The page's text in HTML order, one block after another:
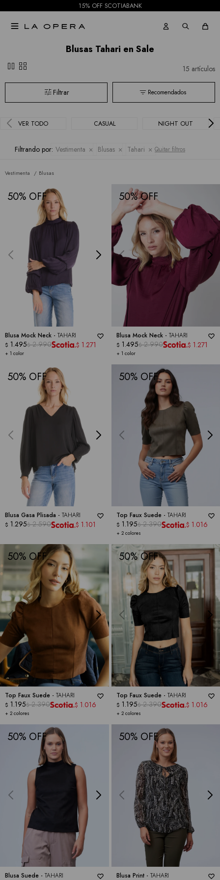
15% OFF SCOTIABANK

Blusas Tahari en Sale
pause grid_view 15 artículos
Recomendados
VER TODO CASUAL NIGHT OUT
Filtrando por: Vestimenta Blusas Tahari Quitar filtros
Vestimenta Blusas
50
Blusa Mock Neck - TAHARI
+ 1 color
$ 1.495$ 2.990 $ 1.271
50
Blusa Mock Neck - TAHARI
+ 1 color
$ 1.495$ 2.990 $ 1.271
50
Blusa Gasa Plisada - TAHARI
$ 1.295$ 2.590 $ 1.101
50
Top Faux Suede - TAHARI
+ 2 colores
$ 1.195$ 2.390 $ 1.016
50
Top Faux Suede - TAHARI
+ 2 colores
$ 1.195$ 2.390 $ 1.016
50
Top Faux Suede - TAHARI
+ 2 colores
$ 1.195$ 2.390 $ 1.016
50
Blusa Suede - TAHARI
50
Blusa Print - TAHARI